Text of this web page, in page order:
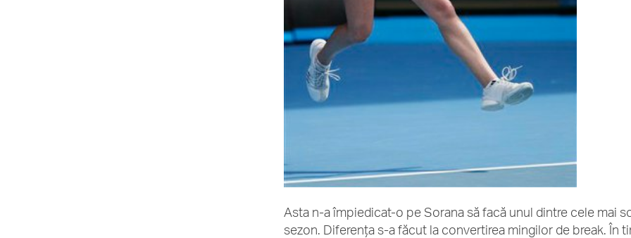
Asta n-a împiedicat-o pe Sorana să facă unul dintre cele mai
sezon. Diferența s-a făcut la convertirea mingilor de break. În